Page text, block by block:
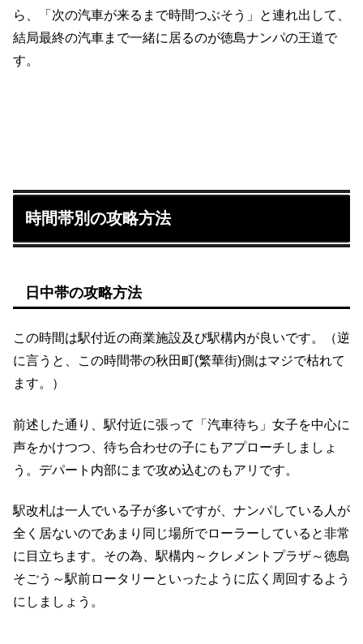
ら、「次の汽車が来るまで時間つぶそう」と連れ出して、
結局最終の汽車まで一緒に居るのが徳島ナンパの王道で
す。
時間帯別の攻略方法
日中帯の攻略方法
この時間は駅付近の商業施設及び駅構内が良いです。（逆
に言うと、この時間帯の秋田町(繁華街)側はマジで枯れて
ます。）
前述した通り、駅付近に張って「汽車待ち」女子を中心に
声をかけつつ、待ち合わせの子にもアプローチしましょ
う。デパート内部にまで攻め込むのもアリです。
駅改札は一人でいる子が多いですが、ナンパしている人が
全く居ないのであまり同じ場所でローラーしていると非常
に目立ちます。その為、駅構内～クレメントプラザ～徳島
そごう～駅前ロータリーといったように広く周回するよう
にしましょう。